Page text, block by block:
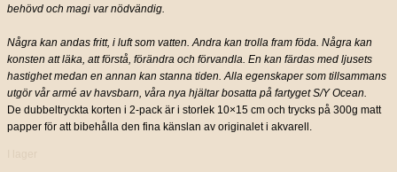
behövd och magi var nödvändig.
Några kan andas fritt, i luft som vatten. Andra kan trolla fram föda. Några kan
konsten att läka, att förstå, förändra och förvandla. En kan färdas med ljusets
hastighet medan en annan kan stanna tiden. Alla egenskaper som tillsammans
utgör vår armé av havsbarn, våra nya hjältar bosatta på fartyget S/Y Ocean.
De dubbeltryckta korten i 2-pack är i storlek 10×15 cm och trycks på 300g matt
papper för att bibehålla den fina känslan av originalet i akvarell.